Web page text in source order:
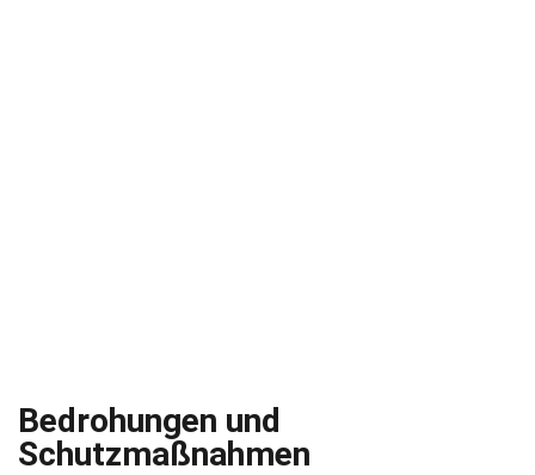
Bedrohungen und
Schutzmaßnahmen